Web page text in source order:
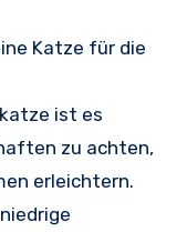
Katze für die
ist es
zu achten,
erleichtern.